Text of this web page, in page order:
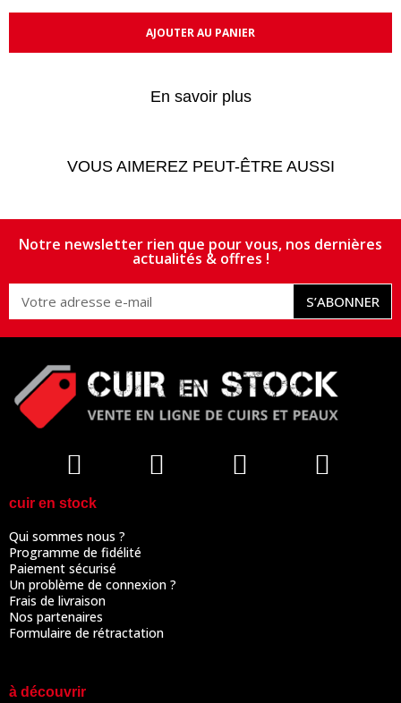
AJOUTER AU PANIER
En savoir plus
VOUS AIMEREZ PEUT-ÊTRE AUSSI
Notre newsletter rien que pour vous, nos dernières
actualités & offres !
S’ABONNER
cuir en stock
Qui sommes nous ?
Programme de fidélité
Paiement sécurisé
Un problème de connexion ?
Frais de livraison
Nos partenaires
Formulaire de rétractation
à découvrir